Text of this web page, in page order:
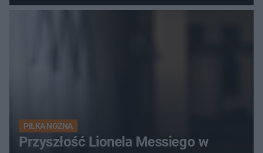
hit
PIŁKA NOŻNA
Przyszłość Lionela Messiego w